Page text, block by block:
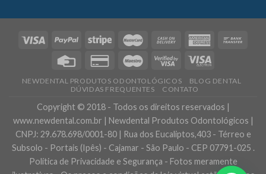
NEWDENTAL PRODUTOS ODONTOLÓGICOS
BLOG DENTAL
DÚVIDAS FREQUENTES
CONTATO
Copyright © 2018 - Todos os direitos reservados |
www.newdental.com.br | Newdental Produtos Odontológicos |
CNPJ: 29.678.698/0001-80 | Rua dos Eucaliptos,403 - Térreo e
Subsolo - Portais (Ipês) - Cajamar - São Paulo - CEP 07791-025 .
Política de Privacidade e Segurança - Fotos meramente